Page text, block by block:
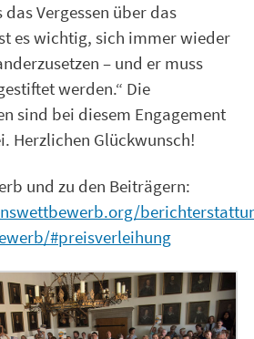
Vergessen über das
es wichtig, sich immer wieder
– und er muss
werden.“ Die
sind bei diesem Engagement
Herzlichen Glückwunsch!
und zu den Beiträgern:
#preisverleihung